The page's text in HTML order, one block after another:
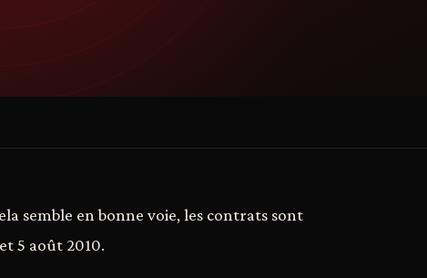
semble en bonne voie, les contrats sont
5 août 2010.